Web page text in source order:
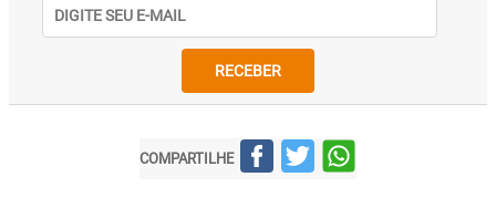
RECEBER
COMPARTILHE